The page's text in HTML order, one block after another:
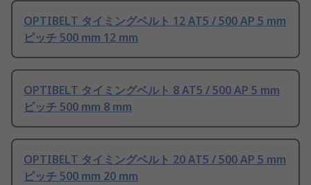
OPTIBELT タイミングベルト 12 AT5 / 500 AP 5 mm
ピッチ 500 mm 12 mm
OPTIBELT タイミングベルト 8 AT5 / 500 AP 5 mm
ピッチ 500 mm 8 mm
OPTIBELT タイミングベルト 20 AT5 / 500 AP 5 mm
ピッチ 500 mm 20 mm